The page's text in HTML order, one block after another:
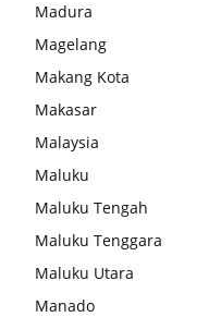
Madura
Magelang
Makang Kota
Makasar
Malaysia
Maluku
Maluku Tengah
Maluku Tenggara
Maluku Utara
Manado